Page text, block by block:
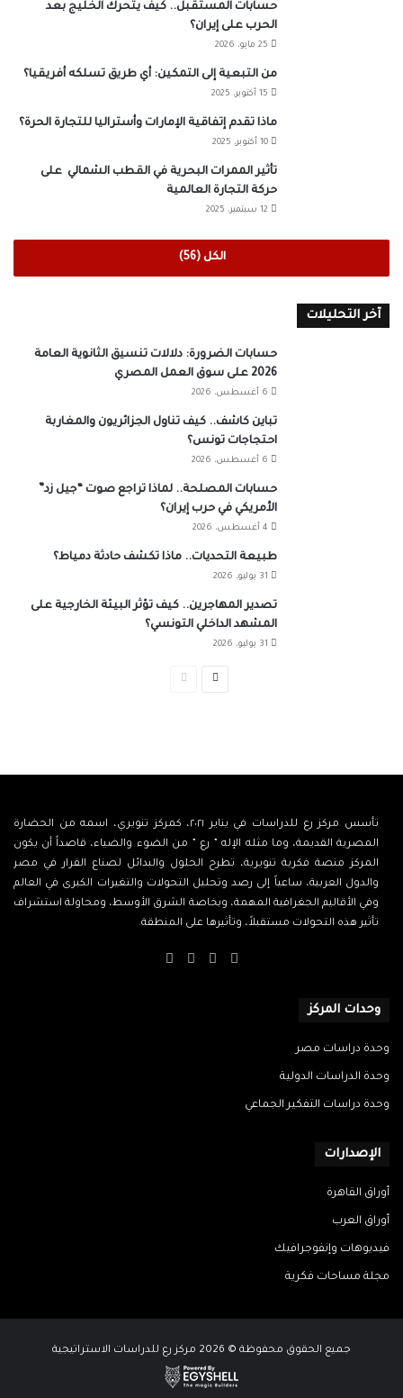
حسابات المستقبل.. كيف يتحرك الخليج بعد
الحرب على إيران؟
25 مايو، 2026
من التبعية إلى التمكين: أي طريق تسلكه أفريقيا؟
15 أكتوبر، 2025
ماذا تقدم إتفاقية الإمارات وأستراليا للتجارة الحرة؟
10 أكتوبر، 2025
تأثير الممرات البحرية في القطب الشمالي على
حركة التجارة العالمية
12 سبتمبر، 2025
الكل (56)
آخر التحليلات
حسابات الضرورة: دلالات تنسيق الثانوية العامة
2026 على سوق العمل المصري
6 أغسطس، 2026
تباين كاشف.. كيف تناول الجزائريون والمغاربة
احتجاجات تونس؟
6 أغسطس، 2026
حسابات المصلحة.. لماذا تراجع صوت “جيل زد”
الأمريكي في حرب إيران؟
4 أغسطس، 2026
طبيعة التحديات.. ماذا تكشف حادثة دمياط؟
31 يوليو، 2026
تصدير المهاجرين.. كيف تؤثر البيئة الخارجية على
المشهد الداخلي التونسي؟
31 يوليو، 2026
الصفحة
تأسس مركز رع للدراسات في يناير ٢٠٢١، كمركز تنويري، اسمه من الحضارة
المصرية القديمة، وما مثله الإله ” رع ” من الضوء والضياء، قاصداً أن يكون
المركز منصة فكرية تنويرية، تطرح الحلول والبدائل لصناع القرار في مصر
والدول العربية، ساعياً إلى رصد وتحليل التحولات والتغيرات الكبرى في العالم
وفي الأقاليم الجغرافية المهمة، وبخاصة الشرق الأوسط، ومحاولة استشراف
تأثير هذه التحولات مستقبلاً، وتأثيرها على المنطقة.
فيسبوك
‫X
‫YouTube
وحدات المركز
وحدة دراسات مصر
وحدة الدراسات الدولية
وحدة دراسات التفكير الجماعي
الإصدارات
أوراق القاهرة
أوراق العرب
فيديوهات وإنفوجرافيك
مجلة مساحات فكرية
جميع الحقوق محفوظة © 2026 مركز رع للدراسات الاستراتيجية